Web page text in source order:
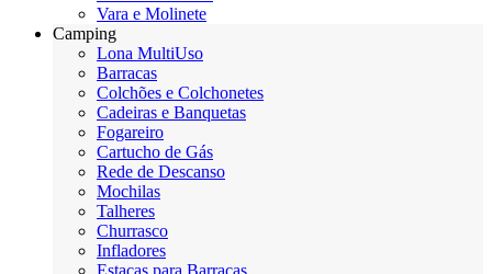
Vara e Molinete
Camping
Lona MultiUso
Barracas
Colchões e Colchonetes
Cadeiras e Banquetas
Fogareiro
Cartucho de Gás
Rede de Descanso
Mochilas
Talheres
Churrasco
Infladores
Estacas para Barracas